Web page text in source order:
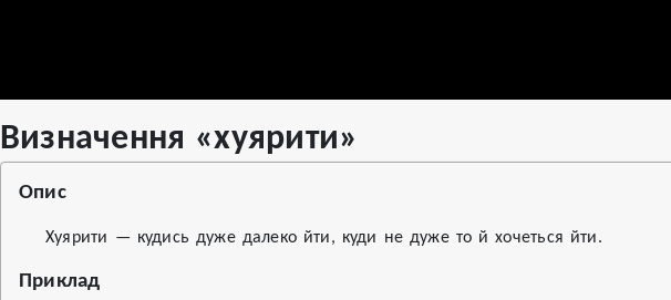
Визначення «хуярити»
Визначення «хуярити»
Stat
Value
Views
65
Definitions
First seen
2022
Опис
Хуярити — кудись дуже далеко йти, куди не дуже то й хочеться йти.
Приклад